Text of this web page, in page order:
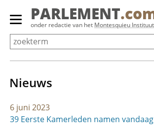
Overslaan
Primair
menu
tonen/verbergen
PARLEMENT
onder redactie van het Montesquieu Instituut
Nieuws
6 juni 2023
39 Eerste Kamerleden namen